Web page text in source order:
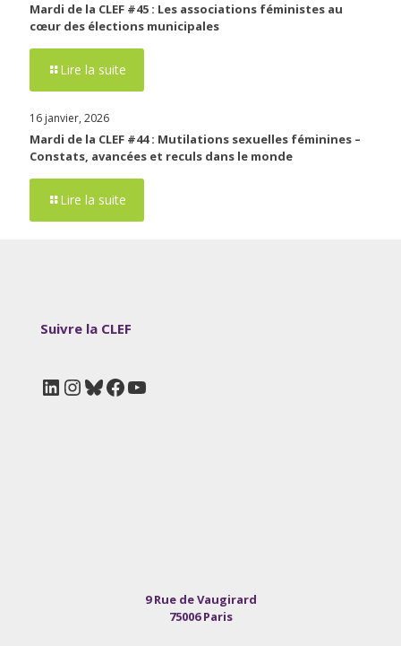
Mardi de la CLEF #45 : Les associations féministes au
cœur des élections municipales
Lire la suite
16 janvier, 2026
Mardi de la CLEF #44 : Mutilations sexuelles féminines –
Constats, avancées et reculs dans le monde
Lire la suite
Suivre la CLEF
LinkedIn
Instagram
Bluesky
Facebook
YouTube
9 Rue de Vaugirard
75006 Paris